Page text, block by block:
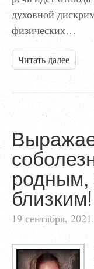
духовной
физических…
Читать далее
родным,
близким!
19 сентября,